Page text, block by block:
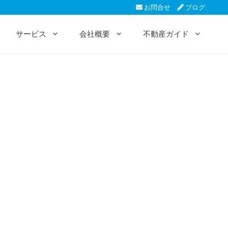
お問合せ ブログ
サービス 会社概要 不動産ガイド